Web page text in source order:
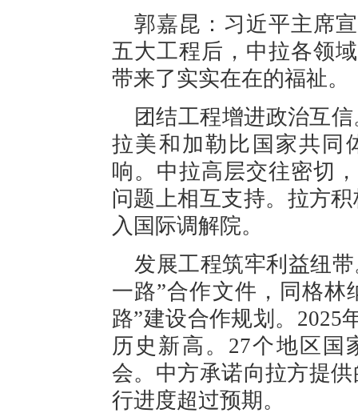
郭嘉昆：习近平主席
五大工程后，中拉各领
带来了实实在在的福祉。
团结工程增进政治互
拉美和加勒比国家共同
响。中拉高层交往密切
问题上相互支持。拉方
入国际调解院。
发展工程筑牢利益纽
一路”合作文件，同格林
路”建设合作规划。2025
历史新高。27个地区国
会。中方承诺向拉方提
行进度超过预期。